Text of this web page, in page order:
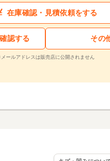
在庫確認・見積依頼をする
認する その
ールアドレスは販売店に公開されません